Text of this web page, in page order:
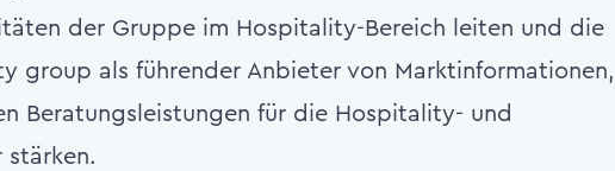
der Gruppe im Hospitality-Bereich leiten und die
group als führender Anbieter von Marktinformationen,
Beratungsleistungen für die Hospitality- und
stärken.